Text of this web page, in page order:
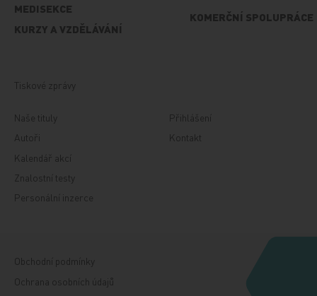
MEDISEKCE
KURZY A VZDĚLÁVÁNÍ
KOMERČNÍ SPOLUPRÁCE
Tiskové zprávy
Naše tituly
Autoři
Kalendář akcí
Znalostní testy
Personální inzerce
Přihlášení
Kontakt
Obchodní podmínky
Ochrana osobních údajů